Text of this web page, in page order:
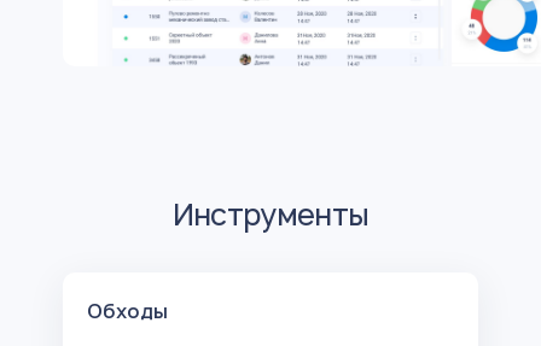
Инструменты
Обходы